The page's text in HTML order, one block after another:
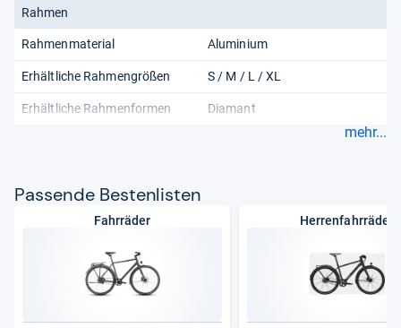
Rahmen
Rahmenmaterial Aluminium
Erhältliche Rahmengrößen S / M / L / XL
Erhältliche Rahmenformen Diamant
mehr...
Pas­sende Bes­ten­lis­ten
Fahrräder Herrenfahrräder